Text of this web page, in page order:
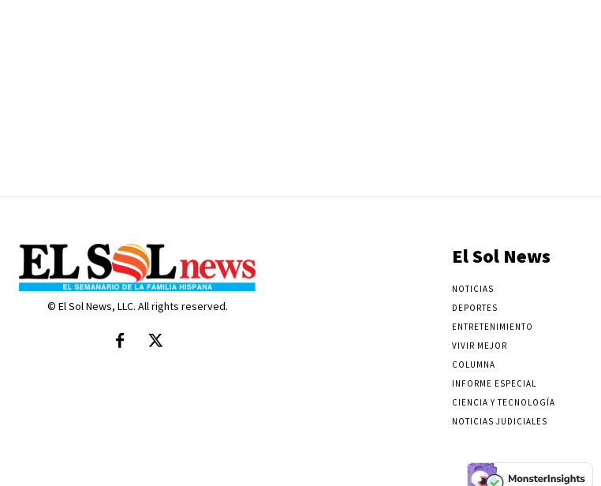
© El Sol News, LLC. All rights reserved.
El Sol News
NOTICIAS
DEPORTES
ENTRETENIMIENTO
VIVIR MEJOR
COLUMNA
INFORME ESPECIAL
CIENCIA Y TECNOLOGÍA
NOTICIAS JUDICIALES